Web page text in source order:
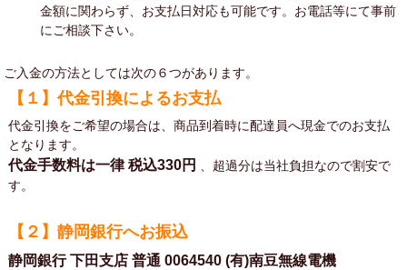
金額に関わらず、お支払日対応も可能です。お電話等にて事前
にご相談下さい。
ご入金の方法としては次の６つがあります。
【１】代金引換によるお支払
代金引換をご希望の場合は、商品到着時に配達員へ現金でのお支払
となります。
代金手数料は一律税込330円
、超過分は当社負担なので割安で
す。
【２】静岡銀行へお振込
静岡銀行 下田支店 普通 0064540 (有)南豆無線電機